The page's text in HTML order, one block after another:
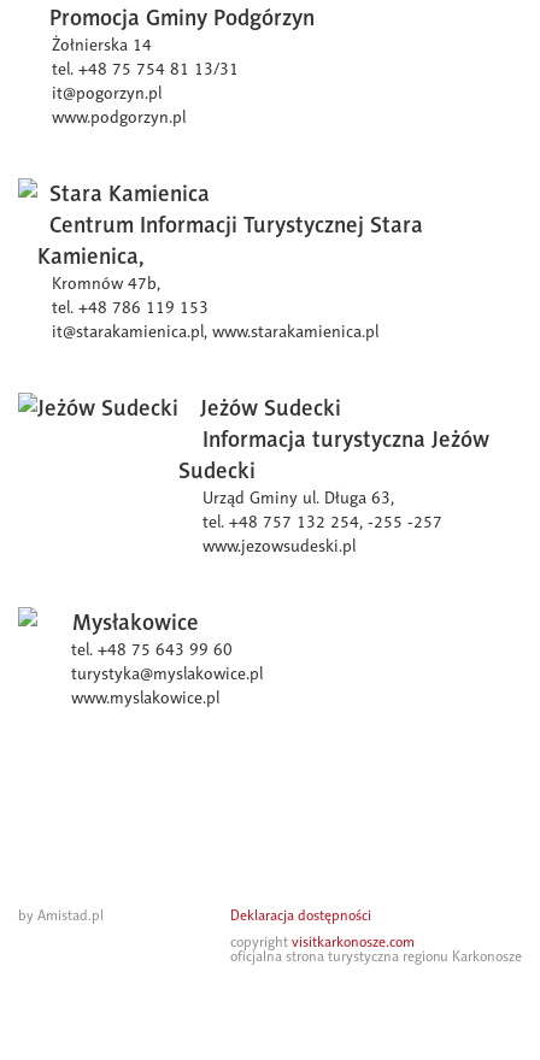
Promocja Gminy Podgórzyn
Żołnierska 14
tel. +48 75 754 81 13/31
it@pogorzyn.pl
www.podgorzyn.pl
Stara Kamienica
Centrum Informacji Turystycznej Stara
Kamienica,
Kromnów 47b,
tel. +48 786 119 153
it@starakamienica.pl, www.starakamienica.pl
Jeżów Sudecki
Informacja turystyczna Jeżów
Sudecki
Urząd Gminy ul. Długa 63,
tel. +48 757 132 254, -255 -257
www.jezowsudeski.pl
Mysłakowice
tel. +48 75 643 99 60
turystyka@myslakowice.pl
www.myslakowice.pl
by Amistad.pl
Deklaracja dostępności
copyright visitkarkonosze.com
oficjalna strona turystyczna regionu Karkonosze